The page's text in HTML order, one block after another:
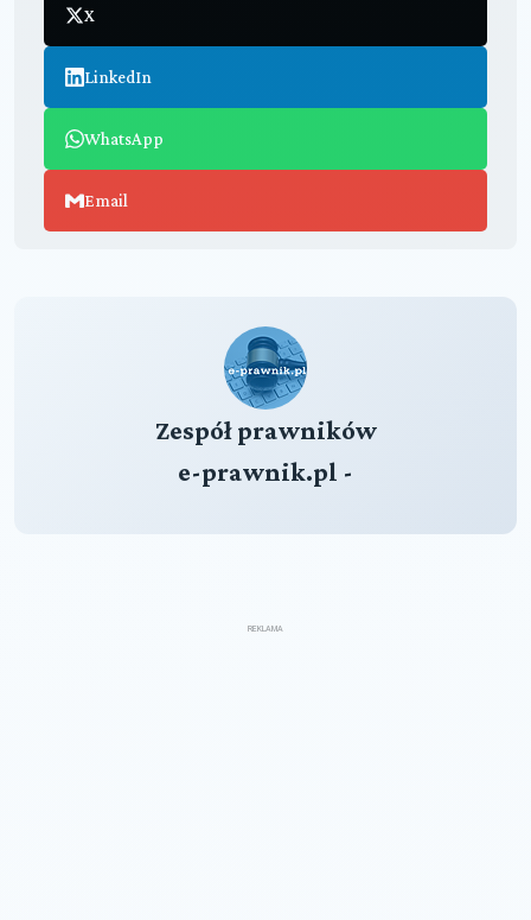
X
LinkedIn
WhatsApp
Email
Zespół prawników
e-prawnik.pl -
REKLAMA